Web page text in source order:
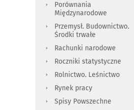
Porównania
Międzynarodowe
Przemysł. Budownictwo.
Środki trwałe
Rachunki narodowe
Roczniki statystyczne
Rolnictwo. Leśnictwo
Rynek pracy
Spisy Powszechne